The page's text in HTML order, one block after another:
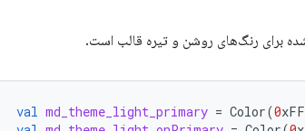
برای رنگ‌های روشن و تیره قالب است.
val md_theme_light_primary = Color(0